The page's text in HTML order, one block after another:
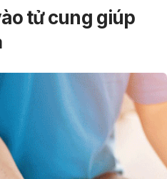
tử cung giúp